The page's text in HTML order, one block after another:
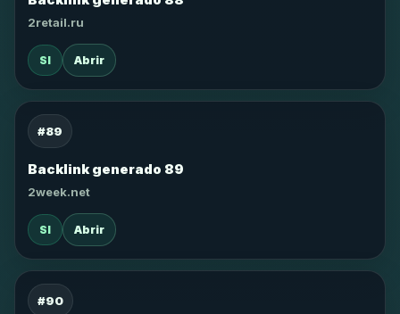
2retail.ru
SI Abrir
#89
Backlink generado 89
2week.net
SI Abrir
#90